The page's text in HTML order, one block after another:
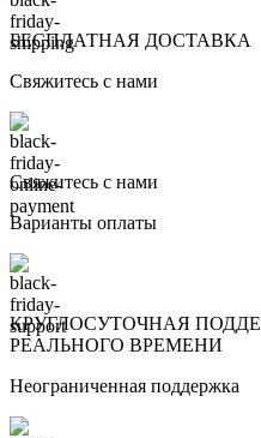
БЕСПЛАТНАЯ ДОСТАВКА
Свяжитесь с нами
Свяжитесь с нами
Варианты оплаты
КРУГЛОСУТОЧНАЯ
РЕАЛЬНОГО ВРЕМЕНИ
Неограниченная поддержка